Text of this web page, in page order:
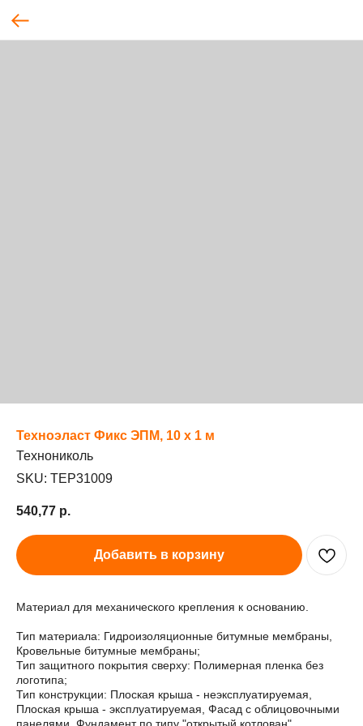
Техноэласт Фикс ЭПМ, 10 х 1 м
Технониколь
SKU: TEP31009
540,77 р.
Добавить в корзину
Материал для механического крепления к основанию.
Тип материала: Гидроизоляционные битумные мембраны,
Кровельные битумные мембраны;
Тип защитного покрытия сверху: Полимерная пленка без
логотипа;
Тип конструкции: Плоская крыша - неэксплуатируемая,
Плоская крыша - эксплуатируемая, Фасад с облицовочными